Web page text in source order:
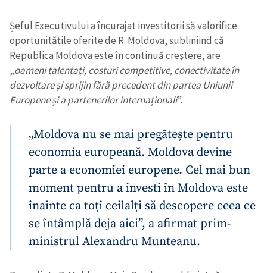
Șeful Executivului a încurajat investitorii să valorifice
oportunitățile oferite de R. Moldova, subliniind că
Republica Moldova este în continuă creștere, are
„oameni talentați, costuri competitive, conectivitate în
dezvoltare și sprijin fără precedent din partea Uniunii
Europene și a partenerilor internaționali”.
„Moldova nu se mai pregătește pentru
economia europeană. Moldova devine
parte a economiei europene. Cel mai bun
moment pentru a investi în Moldova este
înainte ca toți ceilalți să descopere ceea ce
se întâmplă deja aici”, a afirmat prim-
ministrul Alexandru Munteanu.